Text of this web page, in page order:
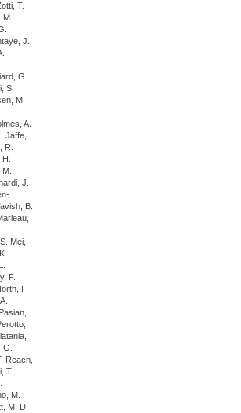
T.
J.
G.
S.
M.
A.
Jaffe,
R.
J.
B.
Mei,
F.
F.
Reach,
T.
M.
M. D.